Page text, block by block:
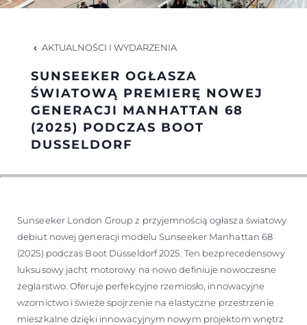
ZESPÓŁ
TRADYCJA
WYCEŃ SWOJĄ ŁÓDŹ
AKTUALNOŚCI I WYDARZENIA
SUNSEEKER OGŁASZA
ŚWIATOWĄ PREMIERĘ NOWEJ
GENERACJI MANHATTAN 68
(2025) PODCZAS BOOT
DUSSELDORF
Sunseeker London Group z przyjemnością ogłasza światowy
debiut nowej generacji modelu Sunseeker Manhattan 68
(2025) podczas Boot Düsseldorf 2025. Ten bezprecedensowy
luksusowy jacht motorowy na nowo definiuje nowoczesne
żeglarstwo. Oferuje perfekcyjne rzemiosło, innowacyjne
wzornictwo i świeże spojrzenie na elastyczne przestrzenie
mieszkalne dzięki innowacyjnym nowym projektom wnętrz